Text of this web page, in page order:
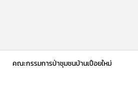
คณะกรรมการป่าชุมชนบ้านเปือยใหม่